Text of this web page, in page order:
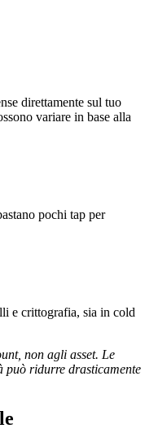
direttamente sul tuo
variare in base alla
pochi tap per
e crittografia, sia in cold
non agli asset. Le
può ridurre drasticamente